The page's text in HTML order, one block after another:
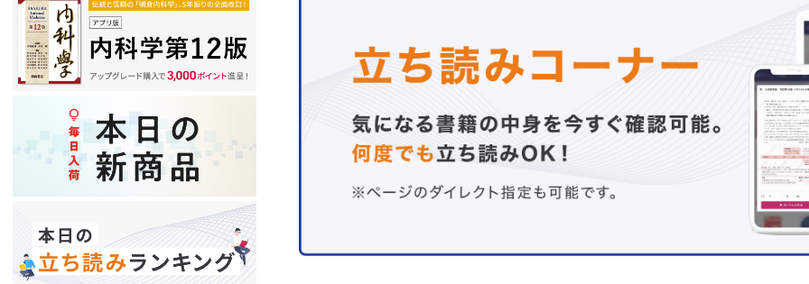
4 避難所などで赤ちゃんと過ごす際のケア方法と注意点
和田和子
5 アレルギー疾患をもつ子どもの対応と備え…小林茂俊
6 発達障害・知的障害のある子どもの対応と備え…坂本
7 在宅医療的ケア児を震災から守る自助，共助，公助…
8 「子ども」と「親」と「支援者」の心のケア…池田美樹
9 子どもを守るための養育者への支援…稲葉将大
10 その訓練に違和感ありませんか？…大木聖子
新連載 ほむほむ先生と読み解く！ 海外文献 第1回
赤ちゃんのワクチン効果，カギは「腸内細菌叢」？～抗生
子どもに薬を飲んでもらえる！ とっておきの服薬指導
鎮咳薬（咳止め）～その咳は止めても大丈夫？～…松本康